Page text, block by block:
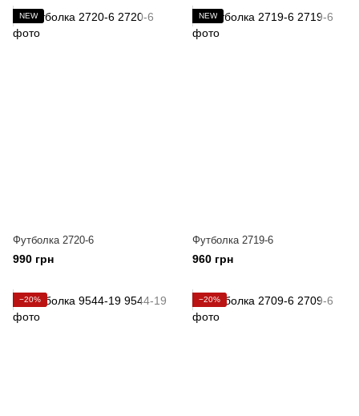
NEW
Футболка 2720-6
990 грн
NEW
Футболка 2719-6
960 грн
−20% −20%